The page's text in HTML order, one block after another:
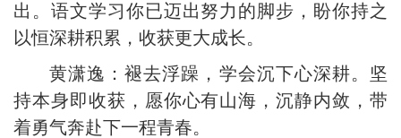
出。语文学习你已迈出努力的脚步，盼你持之
以恒深耕积累，收获更大成长。
黄潇逸：褪去浮躁，学会沉下心深耕。坚
持本身即收获，愿你心有山海，沉静内敛，带
着勇气奔赴下一程青春。